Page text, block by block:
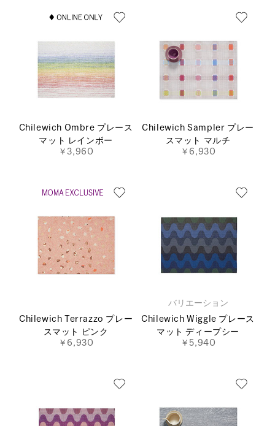
Chilewich Ombre プレース
マット レインボー
￥3,960
Chilewich Sampler プレー
スマット マルチ
￥6,930
Chilewich Terrazzo プレー
スマット ピンク
￥6,930
バリエーション
Chilewich Wiggle プレース
マット ディープシー
￥5,940